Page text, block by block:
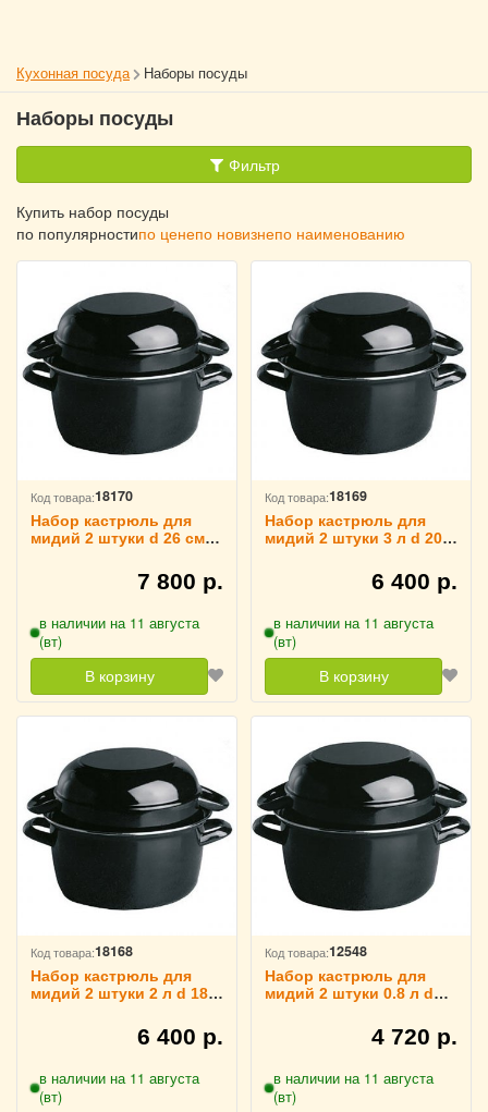
Кухонная посуда Наборы посуды
Наборы посуды
Фильтр
Купить набор посуды
по популярностипо ценепо новизнепо наименованию
Код товара:18170
Набор кастрюль для
мидий 2 штуки d 26 см 4
7 800 р.
в наличии на 11 августа
(вт)
В корзину
Код товара:18169
Набор кастрюль для
мидий 2 штуки 3 л d 20
6 400 р.
в наличии на 11 августа
(вт)
В корзину
Код товара:18168
Набор кастрюль для
мидий 2 штуки 2 л d 18
6 400 р.
в наличии на 11 августа
(вт)
Код товара:12548
Набор кастрюль для
мидий 2 штуки 0.8 л d
4 720 р.
в наличии на 11 августа
(вт)